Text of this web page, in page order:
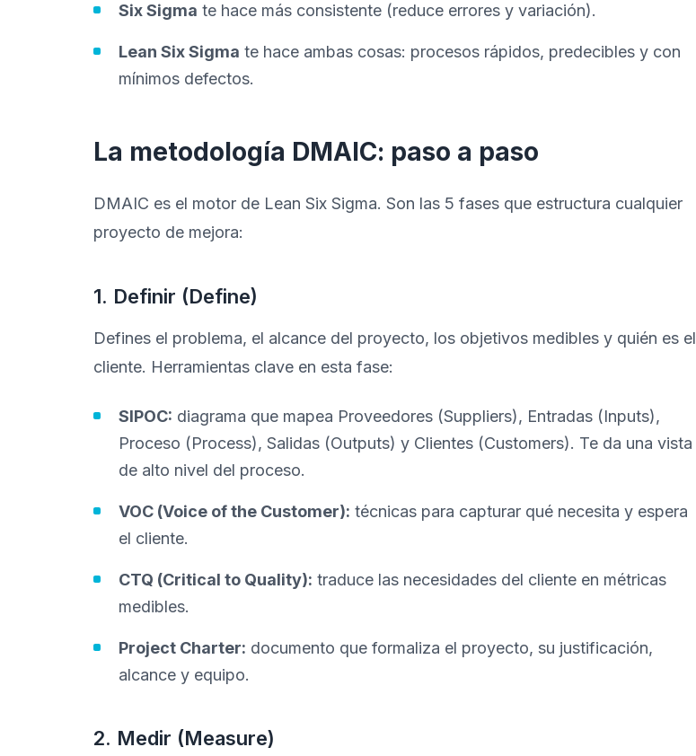
Six Sigma te hace más consistente (reduce errores y variación).
Lean Six Sigma te hace ambas cosas: procesos rápidos, predecibles y con
mínimos defectos.
La metodología DMAIC: paso a paso
DMAIC es el motor de Lean Six Sigma. Son las 5 fases que estructura cualquier
proyecto de mejora:
1. Definir (Define)
Defines el problema, el alcance del proyecto, los objetivos medibles y quién es el
cliente. Herramientas clave en esta fase:
SIPOC: diagrama que mapea Proveedores (Suppliers), Entradas (Inputs),
Proceso (Process), Salidas (Outputs) y Clientes (Customers). Te da una vista
de alto nivel del proceso.
VOC (Voice of the Customer): técnicas para capturar qué necesita y espera
el cliente.
CTQ (Critical to Quality): traduce las necesidades del cliente en métricas
medibles.
Project Charter: documento que formaliza el proyecto, su justificación,
alcance y equipo.
2. Medir (Measure)